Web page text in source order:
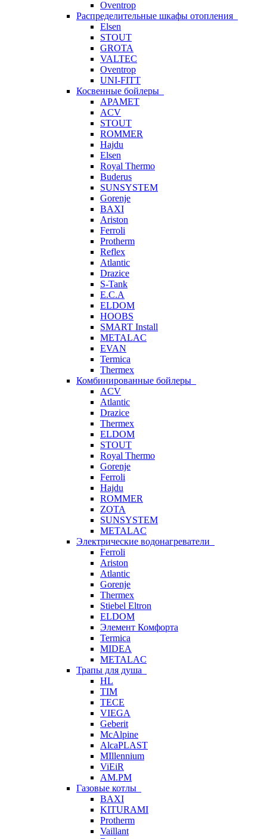
Oventrop
Распределительные шкафы отопления
Elsen
STOUT
GROTA
VALTEC
Oventrop
UNI-FITT
Косвенные бойлеры
APAMET
ACV
STOUT
ROMMER
Hajdu
Elsen
Royal Thermo
Buderus
SUNSYSTEM
Gorenje
BAXI
Ariston
Ferroli
Protherm
Reflex
Atlantic
Drazice
S-Tank
E.C.A
ELDOM
HOOBS
SMART Install
METALAC
EVAN
Termica
Thermex
Комбинированные бойлеры
ACV
Atlantic
Drazice
Thermex
ELDOM
STOUT
Royal Thermo
Gorenje
Ferroli
Hajdu
ROMMER
ZOTA
SUNSYSTEM
METALAC
Электрические водонагреватели
Ferroli
Ariston
Atlantic
Gorenje
Thermex
Stiebel Eltron
ELDOM
Элемент Комфорта
Termica
MIDEA
METALAC
Трапы для душа
HL
TIM
TECE
VIEGA
Geberit
McAlpine
AlcaPLAST
MIllennium
ViEiR
AM.PM
Газовые котлы
BAXI
KITURAMI
Protherm
Vaillant